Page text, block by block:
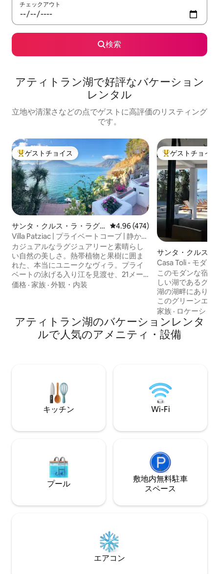
チェックアウト
検索
アティトラン湖で好評なバケーション
レンタル
立地や清潔さなどの点でゲストに高評価のリスティング
です。
大好評のゲストチョイスです。
ゲストチョイス
サンタ・クルス・ラ・ラグ
ナのヴィラ
レビュー474件、5つ星中4.96つ
4.96 (474)
Villa Patziac | プライベートコーブ | 静かな
リトリート
カジュアルなラグジュアリーと素晴らし
い自然の美しさ。熱帯植物と果樹に囲ま
れた、本当にユニークなヴィラ。プライ
ベートの泳げる入り江を見渡せ、21メー
トルの崖が透明な水に落ち、壮大な火山
レンガのオーブンで焼いたピザをピクニ
ックで楽しんだりできます。 日光浴、リ
ラックス、屋外での食事、素晴らしい景
価格 · 家族 · 外観・内装
大好評のゲスト
ゲストチョイス
サンタ・クルス・
の一軒家
Casa Toli - モダン
このモダンな宿泊
しい湖であるグ
湖の湖畔にあります。 太陽光発
このグリーンエ
寝室と3.5のハー
きな温水プール
ー）場、焚き火
ります。 リラックスして日常から離れる
利用ください。 住宅地ですが、レストラ
ンやバーまで徒歩
家族 · ロケーショ
アティトラン湖のバケーションレンタ
ルで人気のアメニティ・設備
キッチン Wi-Fi
プール
敷地内無料駐⁠車
ス⁠ペ⁠ー⁠ス
エアコン